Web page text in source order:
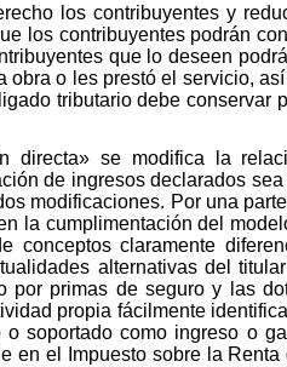
los contribuyentes y
los contribuyentes podrán
que lo deseen
o les prestó el servicio,
tributario debe conservar
directa» se modifica la
de ingresos declarados
modificaciones. Por una
la cumplimentación del
claramente
alternativas del
por primas de seguro y las
propia fácilmente
soportado como ingreso o
en el Impuesto sobre la